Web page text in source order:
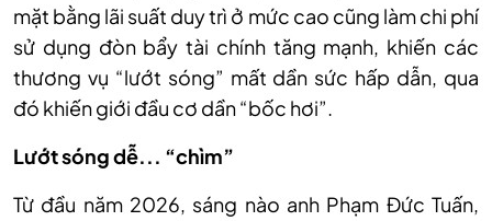
mặt bằng lãi suất duy trì ở mức cao cũng làm chi phí
sử dụng đòn bẩy tài chính tăng mạnh, khiến các
thương vụ “lướt sóng” mất dần sức hấp dẫn, qua
đó khiến giới đầu cơ dần “bốc hơi”.
Lướt sóng dễ... “chìm”
Từ đầu năm 2026, sáng nào anh Phạm Đức Tuấn,